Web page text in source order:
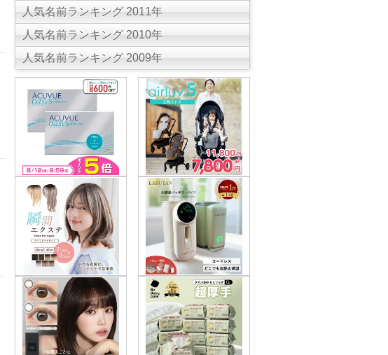
人気名前ランキング 2011年
人気名前ランキング 2010年
人気名前ランキング 2009年